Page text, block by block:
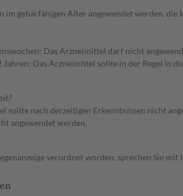
gebärfähigen Alter angewendet werden, die
Das Arzneimittel darf nicht
Das Arzneimittel sollte in der Regel in
sollte nach derzeitigen Erkenntnissen nicht
angewendet werden.
verordnet worden, sprechen Sie